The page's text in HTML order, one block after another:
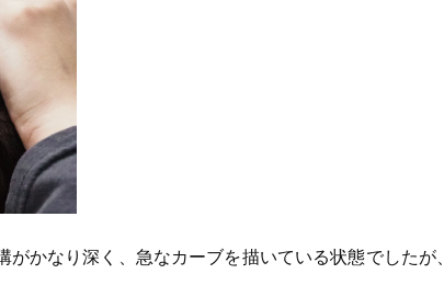
がかなり深く、急なカーブを描いている状態でしたが